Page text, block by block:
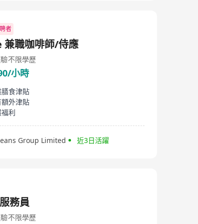
者
兼職咖啡師/侍應
不限學歷
小時
食津貼
外津貼
利
Group Limited 近3日活躍
務員
不限學歷